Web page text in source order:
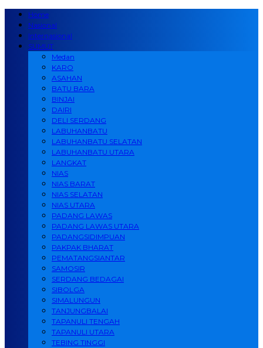
Home
Nasional
Internasional
SUMUT
Medan
KARO
ASAHAN
BATU BARA
BINJAI
DAIRI
DELI SERDANG
LABUHANBATU
LABUHANBATU SELATAN
LABUHANBATU UTARA
LANGKAT
NIAS
NIAS BARAT
NIAS SELATAN
NIAS UTARA
PADANG LAWAS
PADANG LAWAS UTARA
PADANGSIDIMPUAN
PAKPAK BHARAT
PEMATANGSIANTAR
SAMOSIR
SERDANG BEDAGAI
SIBOLGA
SIMALUNGUN
TANJUNGBALAI
TAPANULI TENGAH
TAPANULI UTARA
TEBING TINGGI